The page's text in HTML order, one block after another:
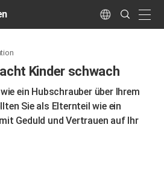
Language
Search
Submit
Kinder schwach
ein Hubschrauber über Ihrem
Sie als Elternteil wie ein
Geduld und Vertrauen auf Ihr